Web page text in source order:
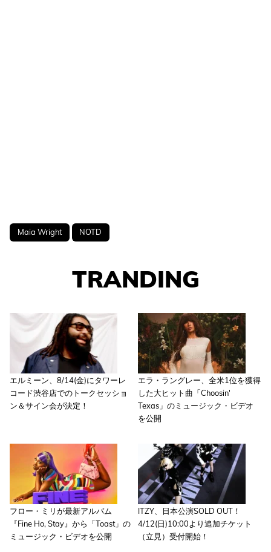
Maia Wright NOTD
TRANDING
エルミーン、8/14(金)にタワーレ
コード渋谷店でのトークセッショ
ン＆サイン会が決定！
エラ・ラングレー、全米1位を獲得
した大ヒット曲「Choosin'
Texas」のミュージック・ビデオ
を公開
フロー・ミリが最新アルバム
『Fine Ho, Stay』から「Toast」の
ミュージック・ビデオを公開
ITZY、日本公演SOLD OUT！
4/12(日)10:00より追加チケット
（立見）受付開始！